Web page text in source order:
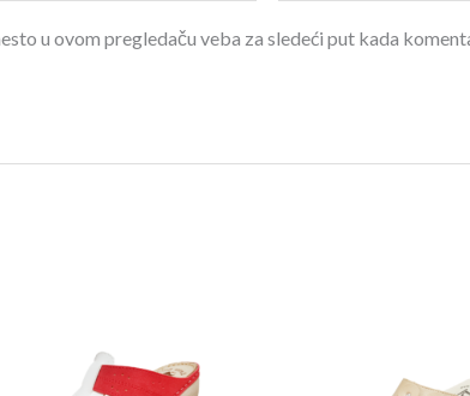
u ovom pregledaču veba za sledeći put kada